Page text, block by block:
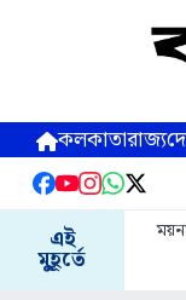
কলকাতারাজ্য
এই
মুহূর্তে